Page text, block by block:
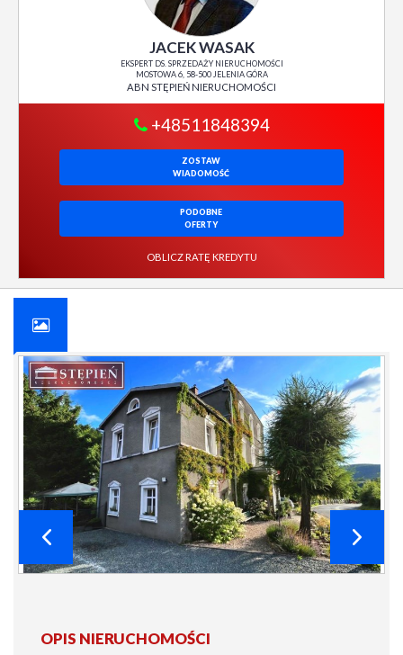
JACEK WASAK
EKSPERT DS. SPRZEDAŻY NIERUCHOMOŚCI
MOSTOWA 6, 58-500 JELENIA GÓRA
ABN STĘPIEŃ NIERUCHOMOŚCI
+48511848394
ZOSTAW
WIADOMOŚĆ
PODOBNE
OFERTY
OBLICZ RATĘ KREDYTU
OPIS NIERUCHOMOŚCI